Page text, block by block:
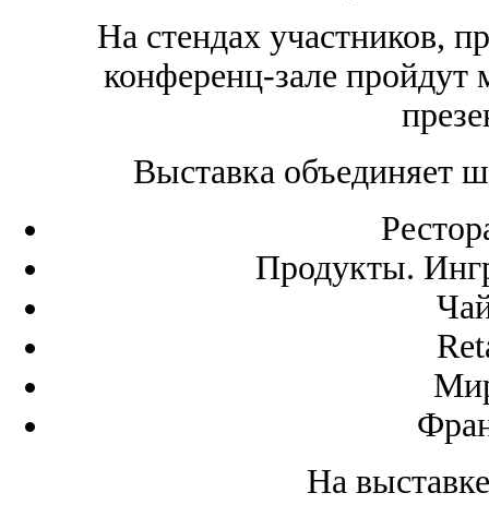
На стендах участников,
конференц-зале пройдут
Выставка объединяет
Продукты.
На